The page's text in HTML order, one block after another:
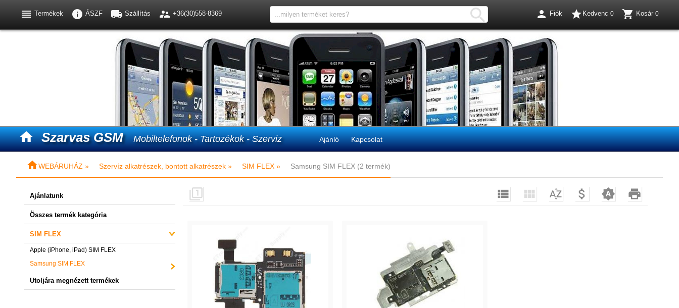
 Szarvas GSM Mobiltelefonok - Tartozékok - Szerviz Ajánló Kapcsolat
 Termékek  ÁSZF  Szállítás  +36(30)558-8369   Fiók  Kedvenc 0  Kosár 0
WEBÁRUHÁZ » Szervíz alkatrészek, bontott alkatrészek » SIM FLEX » Samsung SIM FLEX (2 termék)
Ajánlatunk
Összes termék kategória
SIM FLEX
Apple (iPhone, iPad) SIM FLEX
Samsung SIM FLEX
Utoljára megnézett termékek
      